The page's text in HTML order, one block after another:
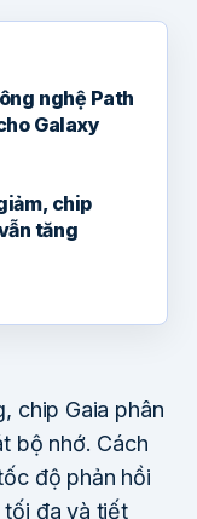
nghệ Path
Galaxy
chip
tăng
chip Gaia phân
bộ nhớ. Cách
độ phản hồi
tối đa và tiết